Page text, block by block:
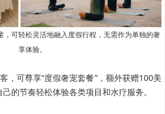
，可轻松灵活地融入度假行程，无需作为单独的奢
享体验。
，可尊享“度假奢宠套餐”，额外获赠100美
的节奏轻松体验各类项目和水疗服务。